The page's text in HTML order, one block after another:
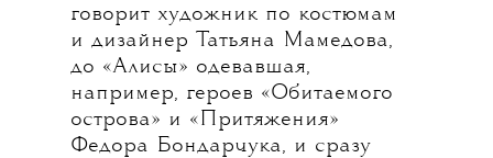
говорит художник по костюмам
и дизайнер Татьяна Мамедова,
до «Алисы» одевавшая,
например, героев «Обитаемого
острова» и «Притяжения»
Федора Бондарчука, и сразу